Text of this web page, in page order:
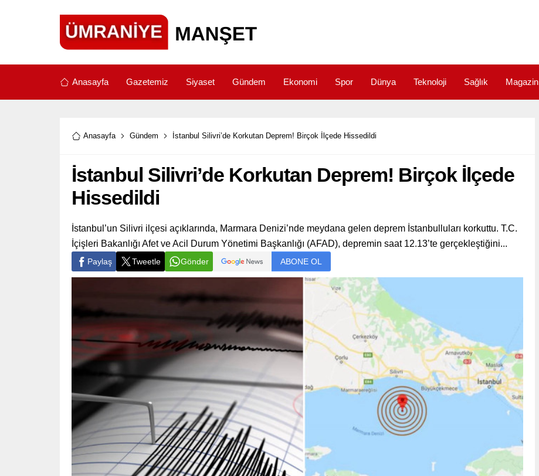
Anasayfa Gazetemiz Siyaset Gündem Ekonomi Spor Dünya Teknoloji Sağlık Magazin
Anasayfa Gündem İstanbul Silivri’de Korkutan Deprem! Birçok İlçede Hissedildi
İstanbul Silivri’de Korkutan Deprem! Birçok İlçede
Hissedildi
İstanbul’un Silivri ilçesi açıklarında, Marmara Denizi’nde meydana gelen deprem İstanbulluları korkuttu. T.C.
İçişleri Bakanlığı Afet ve Acil Durum Yönetimi Başkanlığı (AFAD), depremin saat 12.13’te gerçekleştiğini...
Paylaş Tweetle Gönder ABONE OL